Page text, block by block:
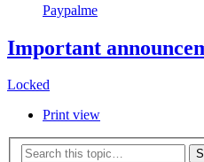
Paypalme
Important
Locked
Print view